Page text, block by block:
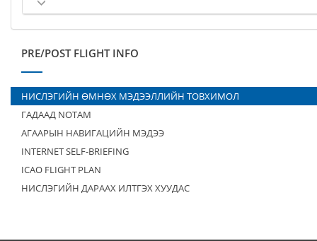
PRE/POST FLIGHT INFO
НИСЛЭГИЙН ӨМНӨХ МЭДЭЭЛЛИЙН ТОВХИМОЛ
ГАДААД NOTAM
АГААРЫН НАВИГАЦИЙН МЭДЭЭ
INTERNET SELF-BRIEFING
ICAO FLIGHT PLAN
НИСЛЭГИЙН ДАРААХ ИЛТГЭХ ХУУДАС